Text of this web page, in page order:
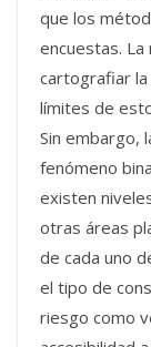
que los
encuestas.
cartografiar la
límites de
Sin embargo,
fenómeno
existen
otras áreas
de cada uno
el tipo de
riesgo como